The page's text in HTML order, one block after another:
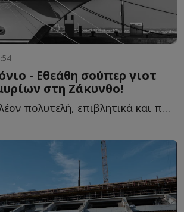
- Εθεάθη σούπερ γιοτ
στη Ζάκυνθο!
Ένα από τα πλέον πολυτελή, επιβλητικά και πανάκριβα me...